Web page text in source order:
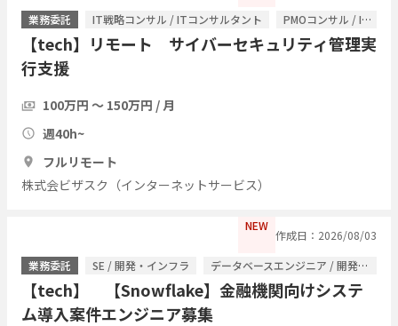
業務委託
IT戦略コンサル / ITコンサルタント PMOコンサル / ITコンサルタント
【tech】リモート サイバーセキュリティ管理実
行支援
100万円 〜 150万円 / 月
週40h~
フルリモート
株式会ビザスク（インターネットサービス）
NEW
作成日：2026/08/03
業務委託
SE / 開発・インフラ データベースエンジニア / 開発・インフラ
【tech】 【Snowflake】金融機関向けシステ
ム導入案件エンジニア募集